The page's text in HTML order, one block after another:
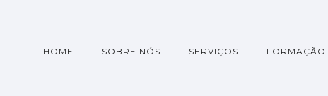
HOME SOBRE NÓS SERVIÇOS FORMAÇÃO